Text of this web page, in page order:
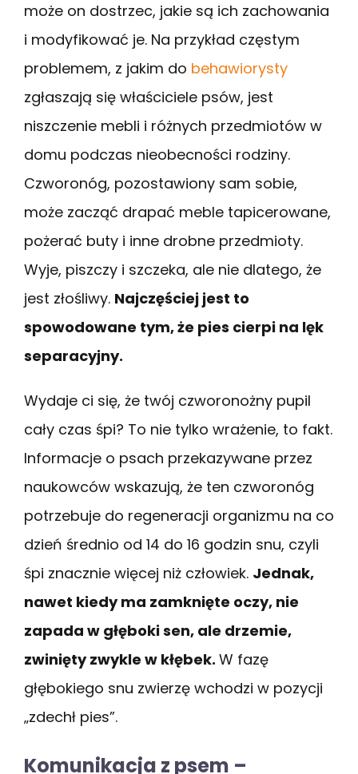
może on dostrzec, jakie są ich zachowania
i modyfikować je. Na przykład częstym
problemem, z jakim do behawiorysty
zgłaszają się właściciele psów, jest
niszczenie mebli i różnych przedmiotów w
domu podczas nieobecności rodziny.
Czworonóg, pozostawiony sam sobie,
może zacząć drapać meble tapicerowane,
pożerać buty i inne drobne przedmioty.
Wyje, piszczy i szczeka, ale nie dlatego, że
jest złośliwy. Najczęściej jest to
spowodowane tym, że pies cierpi na lęk
separacyjny.
Wydaje ci się, że twój czworonożny pupil
cały czas śpi? To nie tylko wrażenie, to fakt.
Informacje o psach przekazywane przez
naukowców wskazują, że ten czworonóg
potrzebuje do regeneracji organizmu na co
dzień średnio od 14 do 16 godzin snu, czyli
śpi znacznie więcej niż człowiek. Jednak,
nawet kiedy ma zamknięte oczy, nie
zapada w głęboki sen, ale drzemie,
zwinięty zwykle w kłębek. W fazę
głębokiego snu zwierzę wchodzi w pozycji
„zdechł pies”.
Komunikacja z psem –